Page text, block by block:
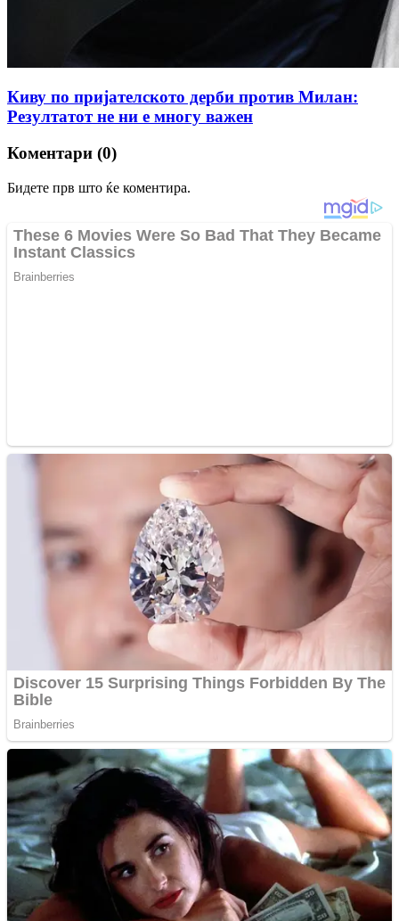
Киву по пријателското дерби против Милан:
Резултатот не ни е многу важен
Коментари (0)
Бидете прв што ќе коментира.